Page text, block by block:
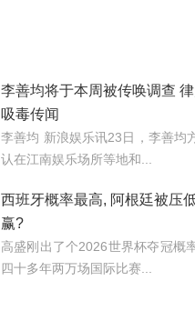
李善均将于本周被传唤调查
吸毒传闻
李善均 新浪娱乐讯23日，李善均
认在江南娱乐场所等地和...
西班牙概率最高, 阿根廷被压
赢?
高盛刚出了个2026世界杯夺冠概
四十多年两万场国际比赛...